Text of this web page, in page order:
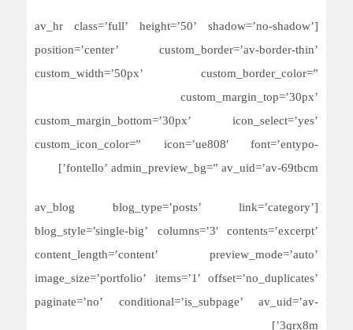
[av_hr class=’full’ height=’50’ shadow=’no-shadow’
position=’center’ custom_border=’av-border-thin’
custom_width=’50px’ custom_border_color=”
custom_margin_top=’30px’
custom_margin_bottom=’30px’ icon_select=’yes’
custom_icon_color=” icon=’ue808′ font=’entypo-
fontello’ admin_preview_bg=” av_uid=’av-69tbcm’]
[av_blog blog_type=’posts’ link=’category’
blog_style=’single-big’ columns=’3′ contents=’excerpt’
content_length=’content’ preview_mode=’auto’
image_size=’portfolio’ items=’1′ offset=’no_duplicates’
paginate=’no’ conditional=’is_subpage’ av_uid=’av-